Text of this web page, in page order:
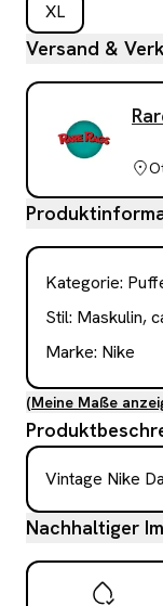
XL
Versand &
Kategorie:
Stil: Maskulin,
Marke: Nike
(Meine Maße
Vintage Nike
Nachhaltiger